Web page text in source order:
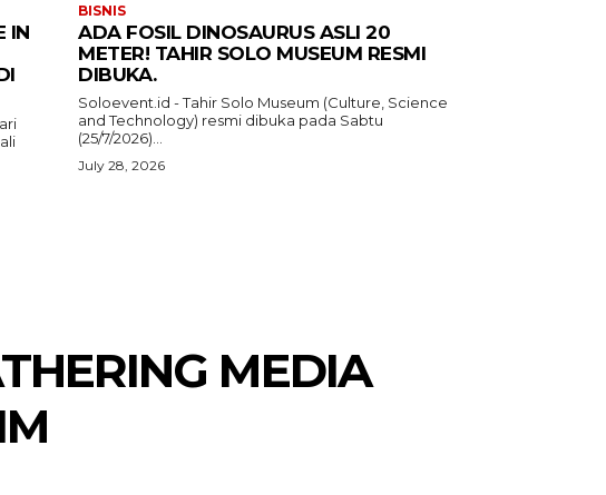
IN
BISNIS
ADA FOSIL DINOSAURUS ASLI 20
METER! TAHIR SOLO MUSEUM RESMI
DIBUKA.
Soloevent.id - Tahir Solo Museum (Culture, Science
and Technology) resmi dibuka pada Sabtu
(25/7/2026)...
July 28, 2026